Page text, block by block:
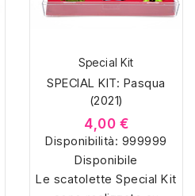
e mostrare la tua
Special Kit
SPECIAL KIT: Pasqua
(2021)
4,00 €
Disponibilità: 999999
Disponibile
Le scatolette Special Kit